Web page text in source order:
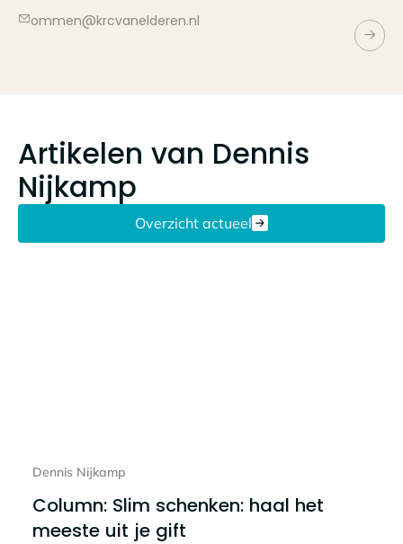
ommen@krcvanelderen.nl
Artikelen van Dennis
Nijkamp
Overzicht actueel
Dennis Nijkamp
Column: Slim schenken: haal het
meeste uit je gift